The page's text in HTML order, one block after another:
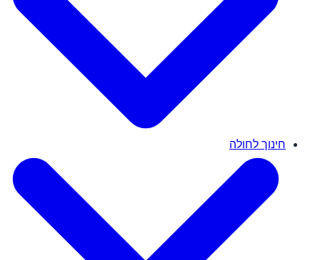
חינוך לחולה